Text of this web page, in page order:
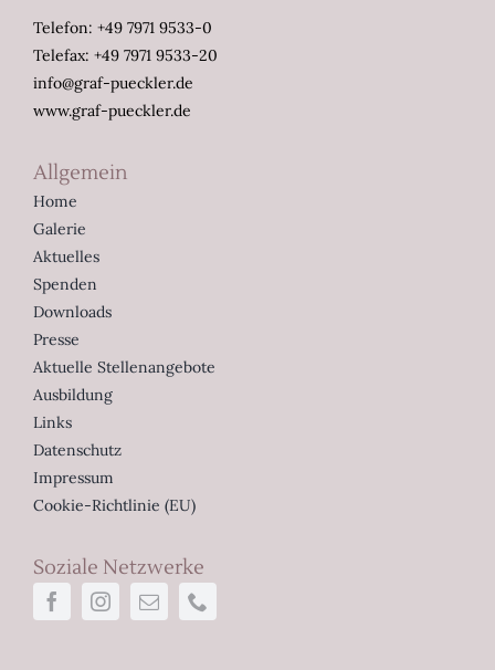
Telefon: +49 7971 9533-0
Telefax: +49 7971 9533-20
info@graf-pueckler.de
www.graf-pueckler.de
Allgemein
Home
Galerie
Aktuelles
Spenden
Downloads
Presse
Aktuelle Stellenangebote
Ausbildung
Links
Datenschutz
Impressum
Cookie-Richtlinie (EU)
Soziale Netzwerke